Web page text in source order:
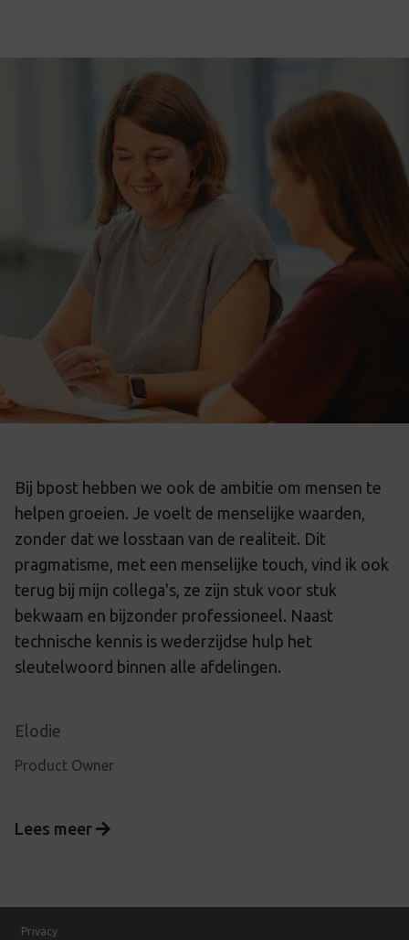
Bij bpost hebben we ook de ambitie om mensen te
helpen groeien. Je voelt de menselijke waarden,
zonder dat we losstaan van de realiteit. Dit
pragmatisme, met een menselijke touch, vind ik ook
terug bij mijn collega's, ze zijn stuk voor stuk
bekwaam en bijzonder professioneel. Naast
technische kennis is wederzijdse hulp het
sleutelwoord binnen alle afdelingen.
Elodie
Product Owner
Lees meer
Privacy